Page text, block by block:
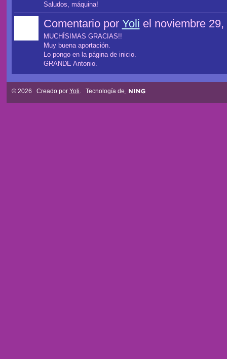
Saludos, máquina!
Comentario por Yoli el noviembre
MUCHÍSIMAS GRACIAS!!
Muy buena aportación.
Lo pongo en la página de inicio.
GRANDE Antonio.
© 2026 Creado por Yoli. Tecnología de